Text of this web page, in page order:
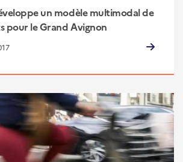
un modèle multimodal de
pour le Grand Avignon